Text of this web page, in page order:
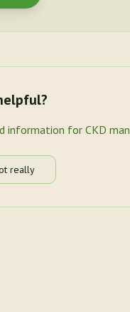
information for CKD
really